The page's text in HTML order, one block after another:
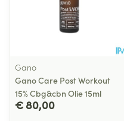
Gano
Gano Care Post Workout
15% Cbg&cbn Olie 15ml
€ 80,00